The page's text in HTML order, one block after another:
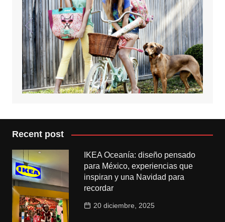
Recent post
IKEA Oceanía: diseño pensado
para México, experiencias que
inspiran y una Navidad para
recordar
20 diciembre, 2025